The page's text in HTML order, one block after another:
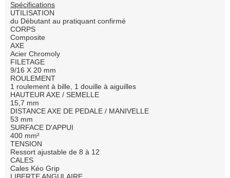
Spécifications
UTILISATION
du Débutant au pratiquant confirmé
CORPS
Composite
AXE
Acier Chromoly
FILETAGE
9/16 X 20 mm
ROULEMENT
1 roulement à bille, 1 douille à aiguilles
HAUTEUR AXE / SEMELLE
15,7 mm
DISTANCE AXE DE PEDALE / MANIVELLE
53 mm
SURFACE D'APPUI
400 mm²
TENSION
Ressort ajustable de 8 à 12
CALES
Cales Kéo Grip